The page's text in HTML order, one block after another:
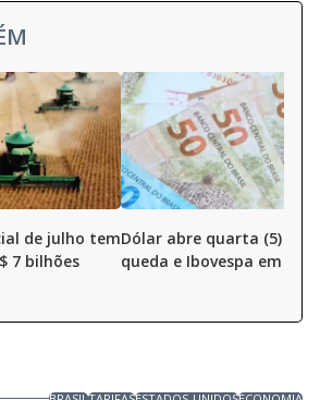
de julho tem
7 bilhões
Dólar abre quarta (5) em
queda e Ibovespa em alta